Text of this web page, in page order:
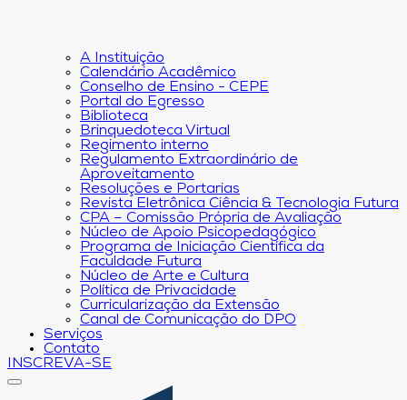
A Instituição
Calendário Acadêmico
Conselho de Ensino - CEPE
Portal do Egresso
Biblioteca
Brinquedoteca Virtual
Regimento interno
Regulamento Extraordinário de
Aproveitamento
Resoluções e Portarias
Revista Eletrônica Ciência & Tecnologia Futura
CPA – Comissão Própria de Avaliação
Núcleo de Apoio Psicopedagógico
Programa de Iniciação Científica da
Faculdade Futura
Núcleo de Arte e Cultura
Política de Privacidade
Curricularização da Extensão
Canal de Comunicação do DPO
Serviços
Contato
INSCREVA-SE